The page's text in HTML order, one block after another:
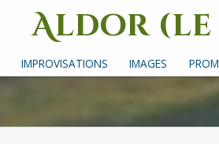
Aldor (le
Un site avec des mots, des
IMPROVISATIONS IMAGES